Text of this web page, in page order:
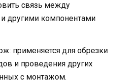
связь между
другими компонентами
применяется для обрезки
и проведения других
с монтажом.